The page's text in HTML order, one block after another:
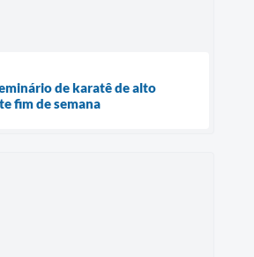
de karatê de alto
fim de semana